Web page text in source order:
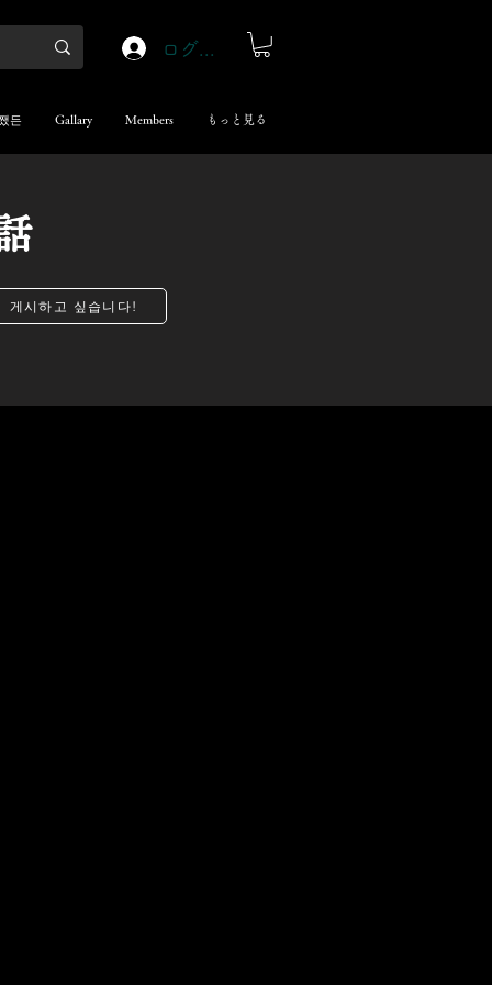
ログイン
든 Gallary Members もっと見る
게시하고 싶습니다!